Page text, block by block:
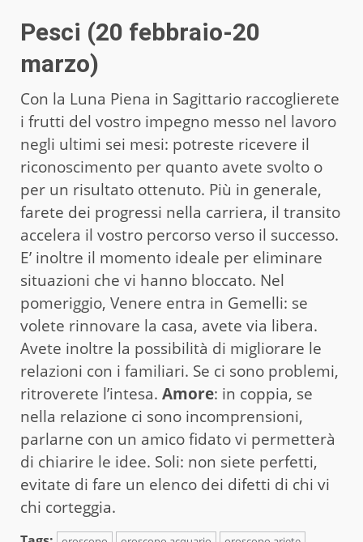
Pesci (20 febbraio-20
marzo)
Con la Luna Piena in Sagittario raccoglierete
i frutti del vostro impegno messo nel lavoro
negli ultimi sei mesi: potreste ricevere il
riconoscimento per quanto avete svolto o
per un risultato ottenuto. Più in generale,
farete dei progressi nella carriera, il transito
accelera il vostro percorso verso il successo.
E’ inoltre il momento ideale per eliminare
situazioni che vi hanno bloccato. Nel
pomeriggio, Venere entra in Gemelli: se
volete rinnovare la casa, avete via libera.
Avete inoltre la possibilità di migliorare le
relazioni con i familiari. Se ci sono problemi,
ritroverete l’intesa. Amore: in coppia, se
nella relazione ci sono incomprensioni,
parlarne con un amico fidato vi permetterà
di chiarire le idee. Soli: non siete perfetti,
evitate di fare un elenco dei difetti di chi vi
chi corteggia.